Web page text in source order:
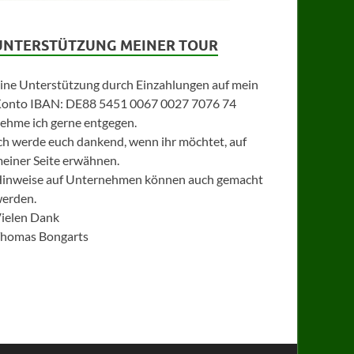
MEINER TOUR
Unterstützung durch Einzahlungen auf mein
IBAN: DE88 5451 0067 0027 7076 74
ich gerne entgegen.
werde euch dankend, wenn ihr möchtet, auf
Seite erwähnen.
auf Unternehmen können auch gemacht
Dank
Bongarts